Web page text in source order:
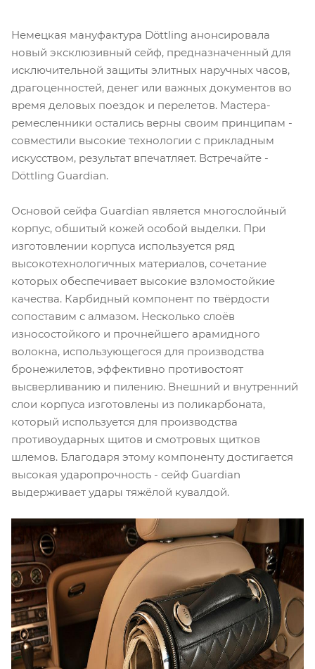
Немецкая мануфактура Döttling анонсировала
новый эксклюзивный сейф, предназначенный для
исключительной защиты элитных наручных часов,
драгоценностей, денег или важных документов во
время деловых поездок и перелетов. Мастера-
ремесленники остались верны своим принципам -
совместили высокие технологии с прикладным
искусством, результат впечатляет. Встречайте -
Döttling Guardian.
Основой сейфа Guardian является многослойный
корпус, обшитый кожей особой выделки. При
изготовлении корпуса используется ряд
высокотехнологичных материалов, сочетание
которых обеспечивает высокие взломостойкие
качества. Карбидный компонент по твёрдости
сопоставим с алмазом. Несколько слоёв
износостойкого и прочнейшего арамидного
волокна, использующегося для производства
бронежилетов, эффективно противостоят
высверливанию и пилению. Внешний и внутренний
слои корпуса изготовлены из поликарбоната,
который используется для производства
противоударных щитов и смотровых щитков
шлемов. Благодаря этому компоненту достигается
высокая ударопрочность - сейф Guardian
выдерживает удары тяжёлой кувалдой.